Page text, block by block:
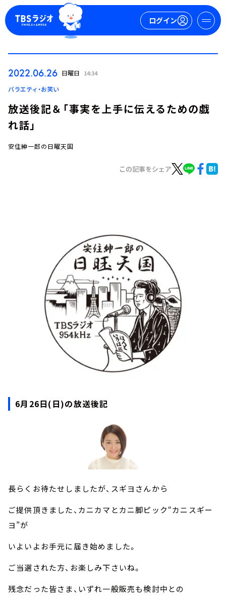
ログイン
ログイン
イベント・グッズ
YouTube
会社情報
2022.06.26 日曜日 14:34
バラエティ・お笑い
放送後記＆「事実を上手に伝えるための戯
れ話」
安住紳一郎の日曜天国
この記事をシェア
6月26日(日)の放送後記
長らくお待たせしましたが、スギヨさんから
ご提供頂きました、カニカマとカニ脚ピック“カニスギー
ヨ”が
いよいよお手元に届き始めました。
ご当選された方、お楽しみ下さいね。
残念だった皆さま、いずれ一般販売も検討中との